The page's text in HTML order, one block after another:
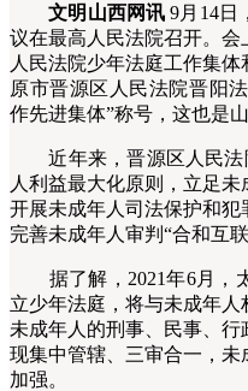
文明山西网讯 9月14日
议在最高人民法院召开。
人民法院少年法庭工作集
原市晋源区人民法院晋阳
作先进集体”称号，这也是
近年来，晋源区人民法
人利益最大化原则，立足
开展未成年人司法保护和
完善未成年人审判“合和互
据了解，2021年6月，
立少年法庭，将与未成年
未成年人的刑事、民事、
现集中管辖、三审合一，
加强。